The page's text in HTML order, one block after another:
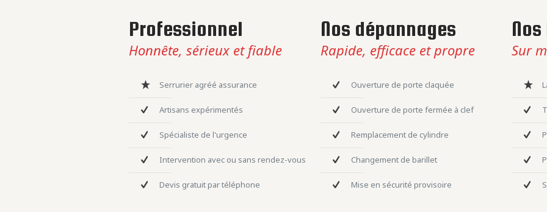
Professionnel
Honnête, sérieux et fiable
Serrurier agréé assurance
Artisans expérimentés
Spécialiste de l'urgence
Intervention avec ou sans rendez-vous
Devis gratuit par téléphone
Nos dépannages
Rapide, efficace et propre
Ouverture de porte claquée
Ouverture de porte fermée à clef
Remplacement de cylindre
Changement de barillet
Mise en sécurité provisoire
Sur